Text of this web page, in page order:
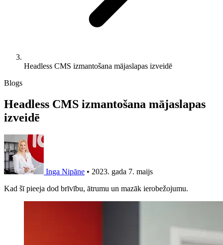
Headless CMS izmantošana mājaslapas izveidē
Blogs
Headless CMS izmantošana mājaslapas
izveidē
Inga Nipāne • 2023. gada 7. maijs
Kad šī pieeja dod brīvību, ātrumu un mazāk ierobežojumu.